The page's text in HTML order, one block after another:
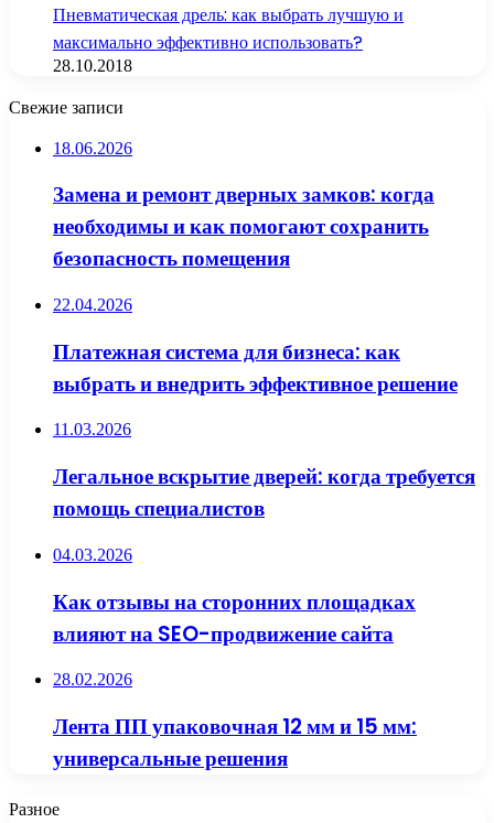
Пневматическая дрель: как выбрать лучшую и
максимально эффективно использовать?
28.10.2018
Свежие записи
18.06.2026
Замена и ремонт дверных замков: когда
необходимы и как помогают сохранить
безопасность помещения
22.04.2026
Платежная система для бизнеса: как
выбрать и внедрить эффективное решение
11.03.2026
Легальное вскрытие дверей: когда требуется
помощь специалистов
04.03.2026
Как отзывы на сторонних площадках
влияют на SEO-продвижение сайта
28.02.2026
Лента ПП упаковочная 12 мм и 15 мм:
универсальные решения
Разное